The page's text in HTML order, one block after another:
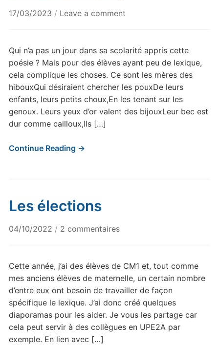
17/03/2023 / Leave a comment
Qui n’a pas un jour dans sa scolarité appris cette
poésie ? Mais pour des élèves ayant peu de lexique,
cela complique les choses. Ce sont les mères des
hibouxQui désiraient chercher les pouxDe leurs
enfants, leurs petits choux,En les tenant sur les
genoux. Leurs yeux d’or valent des bijouxLeur bec est
dur comme cailloux,Ils […]
Continue Reading →
Les élections
04/10/2022 / 2 commentairessur
Cette année, j’ai des élèves de CM1 et, tout comme
mes anciens élèves de maternelle, un certain nombre
d’entre eux ont besoin de travailler de façon
spécifique le lexique. J’ai donc créé quelques
diaporamas pour les aider. Je vous les partage car
cela peut servir à des collègues en UPE2A par
exemple. En lien avec […]